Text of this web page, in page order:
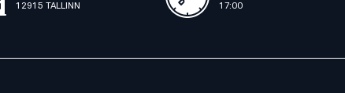
12915 TALLINN
17:00